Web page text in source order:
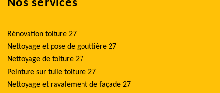
Nos services
Rénovation toiture 27
Nettoyage et pose de gouttière 27
Nettoyage de toiture 27
Peinture sur tuile toiture 27
Nettoyage et ravalement de façade 27